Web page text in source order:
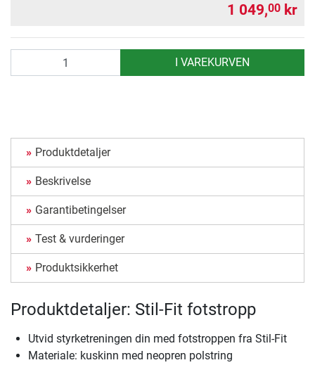
1 049,00 kr
I VAREKURVEN
Produktdetaljer
Beskrivelse
Garantibetingelser
Test & vurderinger
Produktsikkerhet
Produktdetaljer: Stil-Fit fotstropp
Utvid styrketreningen din med fotstroppen fra Stil-Fit
Materiale: kuskinn med neopren polstring